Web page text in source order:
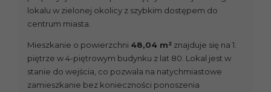
lokalu w zielonej okolicy z szybkim dostępem do
centrum miasta.
Mieszkanie o powierzchni 48,04 m² znajduje się na 1.
piętrze w 4-piętrowym budynku z lat 80. Lokal jest w
stanie do wejścia, co pozwala na natychmiastowe
zamieszkanie bez konieczności ponoszenia